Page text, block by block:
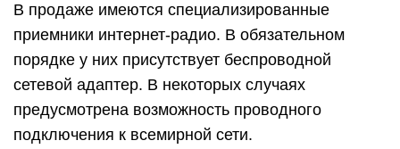
В продаже имеются специализированные
приемники интернет-радио. В обязательном
порядке у них присутствует беспроводной
сетевой адаптер. В некоторых случаях
предусмотрена возможность проводного
подключения к всемирной сети.